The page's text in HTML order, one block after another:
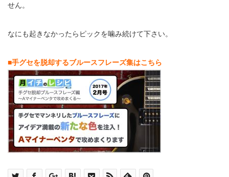
せん。
なにも起きなかったらピックを噛み続けて下さい。
■手グセを脱却するブルースフレーズ集はこちら